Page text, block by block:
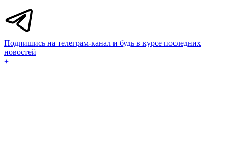
Подпишись на телеграм-канал и будь в курсе последних
новостей
+